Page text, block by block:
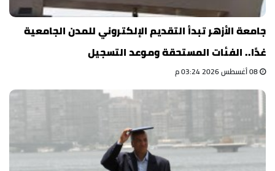
جامعة الأزهر تبدأ التقديم الإلكتروني للمدن الجامعية
غدًا.. الفئات المستحقة وموعد التسجيل